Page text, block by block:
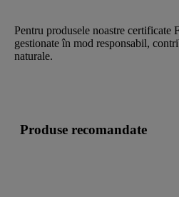
Pentru produsele noastre
gestionate în mod responsabil,
naturale.
Produse recomandate